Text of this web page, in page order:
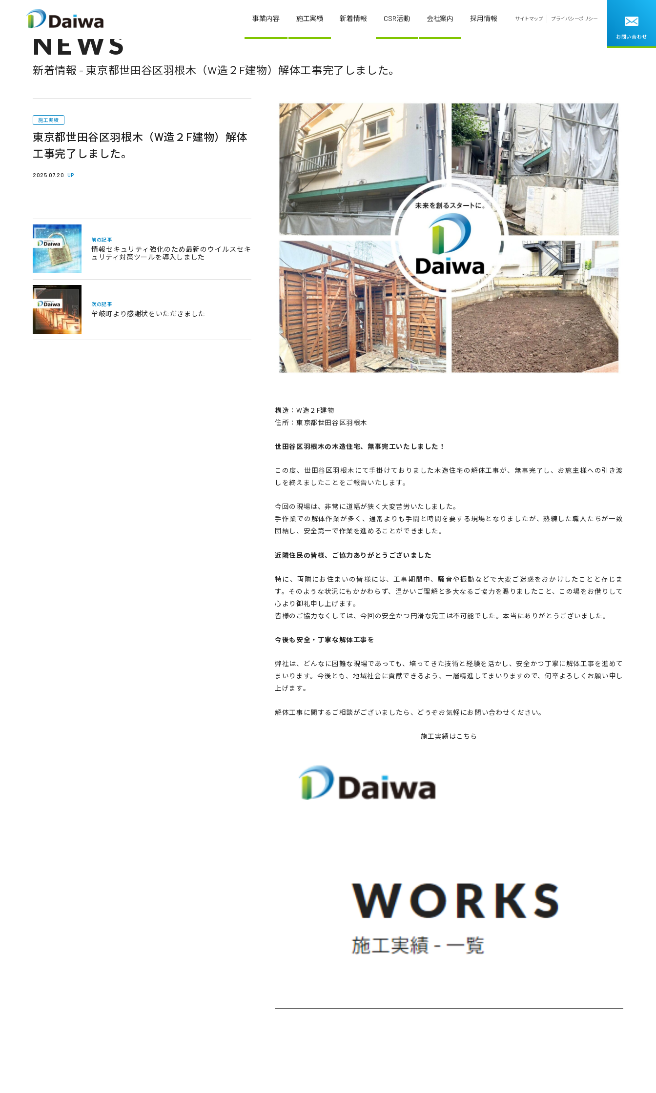
事業内容 施工実績 新着情報 CSR活動 会社案内 採用情報 サイトマップ プライバシーポリシー
お問い合わせ
NEWS
新着情報 - 東京都世田谷区羽根木（W造２F建物）解体工事完了しました。
施工実績
東京都世田谷区羽根木（W造２F建物）解体
工事完了しました。
2025.07.20 UP
前の記事
情報セキュリティ強化のため最新のウイルスセキ
ュリティ対策ツールを導入しました
次の記事
牟岐町より感謝状をいただきました
構造：W造２F建物
住所：東京都世田谷区羽根木
世田谷区羽根木の木造住宅、無事完工いたしました！
この度、世田谷区羽根木にて手掛けておりました木造住宅の解体工事が、無事完了し、お施主様への引き渡
しを終えましたことをご報告いたします。
今回の現場は、非常に道幅が狭く大変苦労いたしました。
手作業での解体作業が多く、通常よりも手間と時間を要する現場となりましたが、熟練した職人たちが一致
団結し、安全第一で作業を進めることができました。
近隣住民の皆様、ご協力ありがとうございました
特に、両隣にお住まいの皆様には、工事期間中、騒音や振動などで大変ご迷惑をおかけしたことと存じま
す。そのような状況にもかかわらず、温かいご理解と多大なるご協力を賜りましたこと、この場をお借りして
心より御礼申し上げます。
皆様のご協力なくしては、今回の安全かつ円滑な完工は不可能でした。本当にありがとうございました。
今後も安全・丁寧な解体工事を
弊社は、どんなに困難な現場であっても、培ってきた技術と経験を活かし、安全かつ丁寧に解体工事を進めて
まいります。今後とも、地域社会に貢献できるよう、一層精進してまいりますので、何卒よろしくお願い申し
上げます。
解体工事に関するご相談がございましたら、どうぞお気軽にお問い合わせください。
施工実績はこちら